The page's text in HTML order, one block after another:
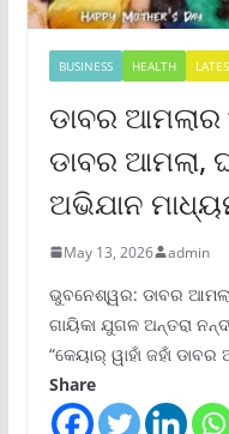
BUSINESS HEALTH
ଡାବର ଆମଲାର
ଡାବର ଆମଲା,
ଅଭିଯାନ
May 13, 2026 admin
ଭୁବନେଶ୍ୱର: ଡାବର
ଗାୟିକା ଯୁଗଳ ଅନ୍ତରା
“କେୟାର୍ ୱାହାଁ ଜହାଁ ଡାବର
Share